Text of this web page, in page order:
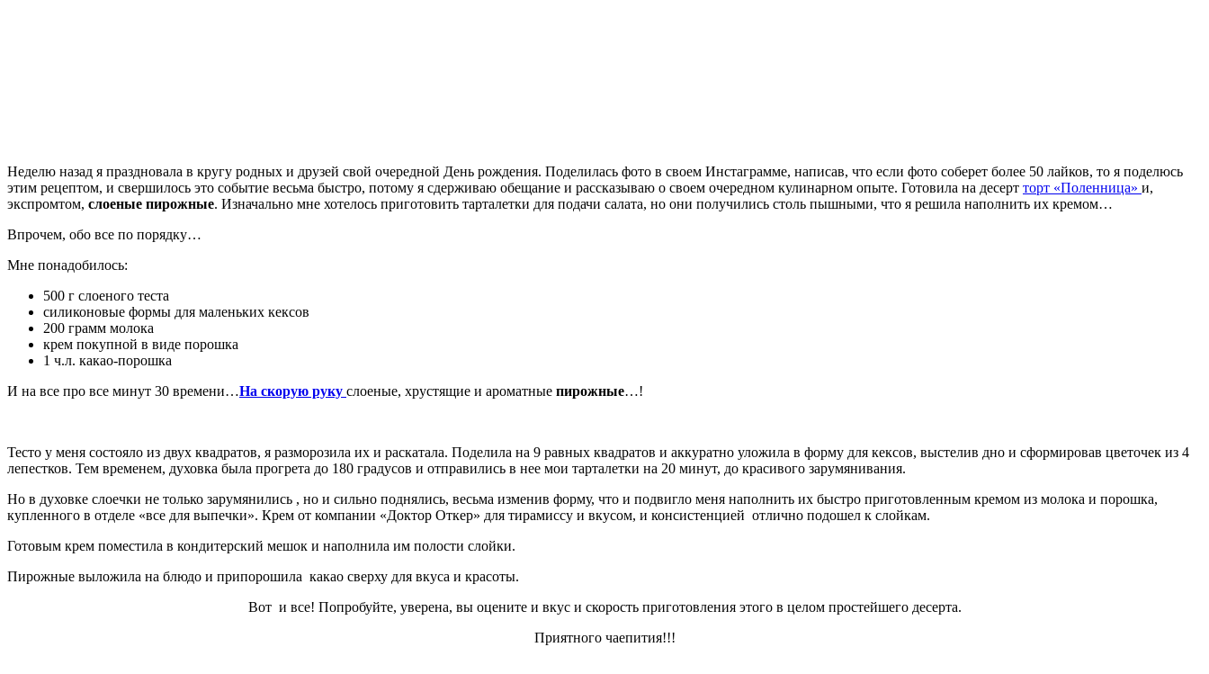
Неделю назад я праздновала в кругу родных и друзей свой очередной День рождения. Поделилась фото в своем Инстаграмме, написав, что если фото соберет более 50 лайков, то я поделюсь
этим рецептом, и свершилось это событие весьма быстро, потому я сдерживаю обещание и рассказываю о своем очередном кулинарном опыте. Готовила на десерт торт «Поленница» и,
экспромтом, слоеные пирожные. Изначально мне хотелось приготовить тарталетки для подачи салата, но они получились столь пышными, что я решила наполнить их кремом…
Впрочем, обо все по порядку…
Мне понадобилось:
500 г слоеного теста
силиконовые формы для маленьких кексов
200 грамм молока
крем покупной в виде порошка
1 ч.л. какао-порошка
И на все про все минут 30 времени…На скорую руку слоеные, хрустящие и ароматные пирожные…!
Тесто у меня состояло из двух квадратов, я разморозила их и раскатала. Поделила на 9 равных квадратов и аккуратно уложила в форму для кексов, выстелив дно и сформировав цветочек из 4
лепестков. Тем временем, духовка была прогрета до 180 градусов и отправились в нее мои тарталетки на 20 минут, до красивого зарумянивания.
Но в духовке слоечки не только зарумянились , но и сильно поднялись, весьма изменив форму, что и подвигло меня наполнить их быстро приготовленным кремом из молока и порошка,
купленного в отделе «все для выпечки». Крем от компании «Доктор Откер» для тирамиссу и вкусом, и консистенцией отлично подошел к слойкам.
Готовым крем поместила в кондитерский мешок и наполнила им полости слойки.
Пирожные выложила на блюдо и припорошила какао сверху для вкуса и красоты.
Вот и все! Попробуйте, уверена, вы оцените и вкус и скорость приготовления этого в целом простейшего десерта.
Приятного чаепития!!!